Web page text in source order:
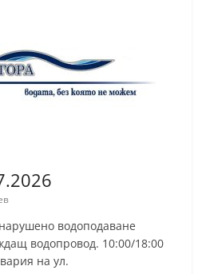
водоподаване
водопровод. 10:00/18:00
на ул.